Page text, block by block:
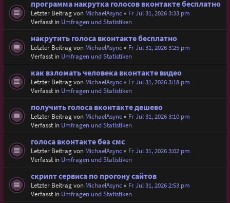
программа накрутка голосов вконтакте бесплатно
Letzter Beitrag von MichaelAsync« Fr Jul 31, 2026 3:33 pm
Verfasst in Umfragen und Statistiken
накрутить голоса вконтакте бесплатно
Letzter Beitrag von MichaelAsync« Fr Jul 31, 2026 3:25 pm
Verfasst in Umfragen und Statistiken
как взломать человека вконтакте видео
Letzter Beitrag von MichaelAsync« Fr Jul 31, 2026 3:18 pm
Verfasst in Umfragen und Statistiken
получить голоса вконтакте дешево
Letzter Beitrag von MichaelAsync« Fr Jul 31, 2026 3:10 pm
Verfasst in Umfragen und Statistiken
голоса вконтакте без смс
Letzter Beitrag von MichaelAsync« Fr Jul 31, 2026 3:02 pm
Verfasst in Umfragen und Statistiken
скрипт сервиса по прогону сайтов
Letzter Beitrag von MichaelAsync« Fr Jul 31, 2026 2:53 pm
Verfasst in Umfragen und Statistiken